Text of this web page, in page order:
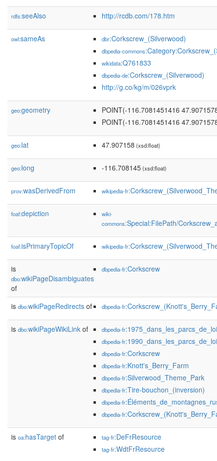
rdfs:seeAlso http://rcdb.com/178.htm
owl:sameAs dbr:Corkscrew_(Silverwood)
dbpedia-commons
wikidata:Q761833
dbpedia-de:Corkscrew_(Silverwood)
http://g.co/kg/m/026vprk
geo:geometry
POINT(-116.7081451416
POINT(-116.7081451416
geo:lat 47.907158 (xsd:float)
geo:long -116.708145(xsd:float)
prov:wasDerivedFrom wikipedia-fr
foaf:depiction
wiki-
commons:Special:FilePath/
foaf:isPrimaryTopicOf wikipedia-fr
is
dbo:wikiPageDisambiguates
of
dbpedia-fr:Corkscrew
is dbo:wikiPageRedirects of dbpedia-fr
is dbo:wikiPageWikiLink of dbpedia-fr
dbpedia-fr
dbpedia-fr:Corkscrew
dbpedia-fr:Knott's_Berry_Farm
dbpedia-fr:Silverwood_Theme_Park
dbpedia-fr:Tire-bouchon_(inversion)
dbpedia-fr
dbpedia-fr
is oa:hasTarget of tag-fr:DeFrResource
tag-fr:WdtFrResource